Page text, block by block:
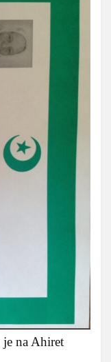
je na Ahiret